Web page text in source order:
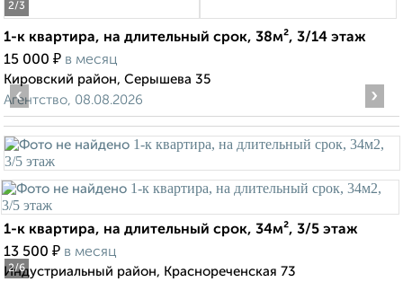
2/3
1-к квартира, на длительный срок, 38м², 3/14 этаж
15 000 ₽ в месяц
Кировский район, Серышева 35
Агентство, 08.08.2026
2/6
‹ ›
1-к квартира, на длительный срок, 34м², 3/5 этаж
13 500 ₽ в месяц
Индустриальный район, Краснореченская 73